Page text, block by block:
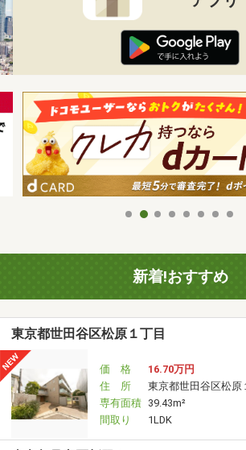
新着!おすすめ
東京都世田谷区松原１丁目
価 格
16.70万円
住 所
東京都世田谷区松原
専有面積 39.43m²
間取り
1LDK